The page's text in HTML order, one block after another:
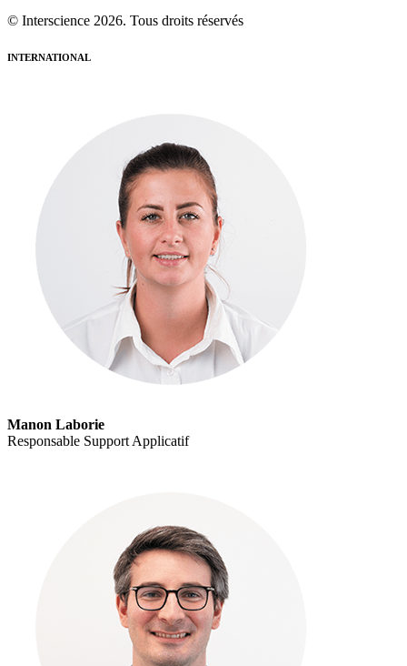
© Interscience 2026. Tous droits réservés
INTERNATIONAL
Manon Laborie
Responsable Support Applicatif